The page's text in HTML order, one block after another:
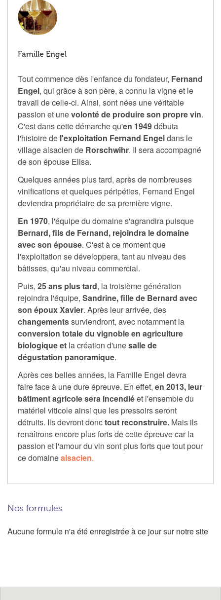
Famille Engel
Tout commence dès l'enfance du fondateur, Fernand
Engel, qui grâce à son père, a connu la vigne et le
travail de celle-ci. Ainsi, sont nées une véritable
passion et unevolonté de produire son propre vin.
C'est dans cette démarche qu'en 1949débuta
l'histoire de l'exploitation Fernand Engeldans le
village alsacien de Rorschwihr. Il sera accompagné
de son épouse Elisa.
Quelques années plus tard, après de nombreuses
vinifications et quelques péripéties, Fernand Engel
deviendra propriétaire de sa première vigne.
En 1970, l'équipe du domaine s'agrandira puisque
Bernard, fils de Fernand, rejoindra le domaine
avec son épouse. C'est à ce moment que
l'exploitation se développera, tant au niveau des
bâtisses, qu'au niveau commercial.
Puis, 25 ans plus tard, la troisième génération
rejoindra l'équipe, Sandrine, fille de Bernard avec
son époux Xavier. Après leur arrivée, des
changementssurviendront, avec notamment la
conversion totale du vignoble en agriculture
biologique et la création d'unesalle de
dégustation panoramique.
Après ces belles années, la Famille Engel devra
faire face à une dure épreuve. En effet, en 2013, leur
bâtiment agricole sera incendiéet l'ensemble du
matériel viticole ainsi que les pressoirs seront
détruits. Ils devront donctout reconstruire. Mais ils
renaîtrons encore plus forts de cette épreuve car la
passion et l'amour du vin sont plus forts que tout pour
ce domainealsacien.
Nos formules
Aucune formule n'a été enregistrée à ce jour sur notre site